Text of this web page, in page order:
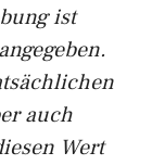
ist
auch
Wert